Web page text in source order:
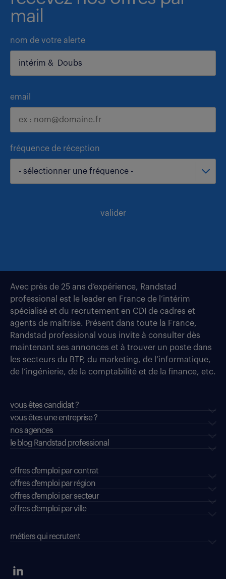
mail
nom de votre alerte
email
fréquence de réception
- sélectionner une fréquence -
valider
Avec près de 25 ans d’expérience, Randstad
professional est le leader en France de l’intérim
spécialisé et du recrutement en CDI de cadres et
agents de maîtrise. Présent dans toute la France,
Randstad professional vous invite à consulter dès
maintenant ses annonces et à trouver un poste dans
les secteurs du BTP, du marketing, de l’informatique,
de l’ingénierie, de la comptabilité et de la finance, etc.
vous êtes candidat ?
vous êtes une entreprise ?
nos agences
le blog Randstad professional
offres d'emploi par contrat
offres d'emploi par région
offres d'emploi par secteur
offres d’emploi par ville
métiers qui recrutent